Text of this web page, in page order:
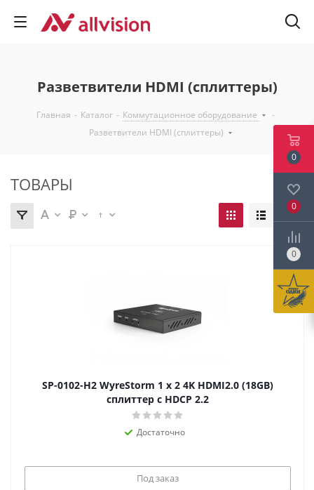
Разветвители HDMI (сплиттеры)
Главная - Каталог - Коммутационное оборудование
-
Разветвители HDMI (сплиттеры)
ТОВАРЫ
SP-0102-H2 WyreStorm 1 x 2 4K HDMI2.0 (18GB)
сплиттер с HDCP 2.2
Достаточно
Под заказ
0
0
0